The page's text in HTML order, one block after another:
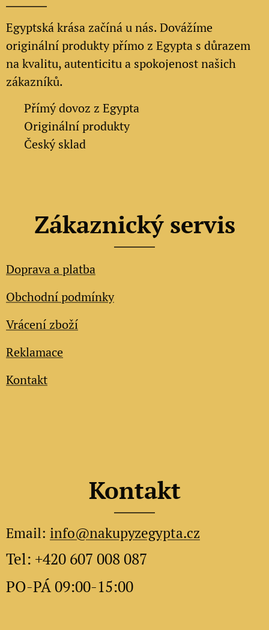
Egyptská krása začíná u nás. Dovážíme
originální produkty přímo z Egypta s důrazem
na kvalitu, autenticitu a spokojenost našich
zákazníků.
Přímý dovoz z Egypta
Originální produkty
✔ Český sklad
Zákaznický servis
Doprava a platba
Obchodní podmínky
Vrácení zboží
Reklamace
Kontakt
Kontakt
Email: info@nakupyzegypta.cz
Tel: +420 607 008 087
PO-PÁ 09:00-15:00